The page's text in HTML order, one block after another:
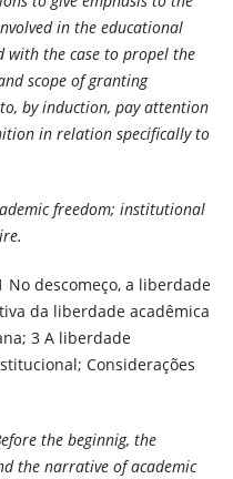
in the educational
with the case to propel the
scope of granting
by induction, pay attention
in relation specifically to
freedom; institutional
descomeço, a liberdade
da liberdade acadêmica
3 A liberdade
Considerações
the beginnig, the
the narrative of academic